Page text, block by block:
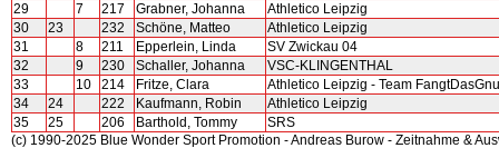
29
7 217 Grabner, Johanna
Athletico Leipzig
30
23 232 Schöne, Matteo
Athletico Leipzig
31
8 211 Epperlein, Linda
SV Zwickau 04
32
9 230 Schaller, Johanna
VSC-KLINGENTHAL
33
10 214 Fritze, Clara
Athletico Leipzig - Team FangtDasGnu
34
24 222 Kaufmann, Robin
Athletico Leipzig
35
25 206 Barthold, Tommy
SRS
(c) 1990-2025 Blue Wonder Sport Promotion - Andreas Burow - Zeitnahme &